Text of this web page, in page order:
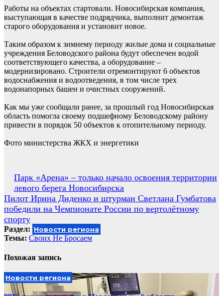
Работы на объектах стартовали. Новосибирская компания,
выступающая в качестве подрядчика, выполнит демонтаж
старого оборудования и установит новое.
Таким образом к зимнему периоду жилые дома и социальные
учреждения Беловодского района будут обеспечен водой
соответствующего качества, а оборудование –
модернизировано. Строители отремонтируют 6 объектов
водоснабжения и водоотведения, в том числе трех
водонапорных башен и очистных сооружений.
Как мы уже сообщали ранее, за прошлый год Новосибирская
область помогла своему подшефному Беловодскому району
привести в порядок 50 объектов к отопительному периоду.
Фото министерства ЖКХ и энергетики
Навигация
по
записям
Парк «Арена» – только начало освоения территории
левого берега Новосибирска
Пилот Ирина Диденко и штурман Светлана Гумбатова
победили на Чемпионате России по вертолётному
спорту
Раздел: Новости региона
Темы: Своих Не Бросаем
Похожая запись
Новости региона